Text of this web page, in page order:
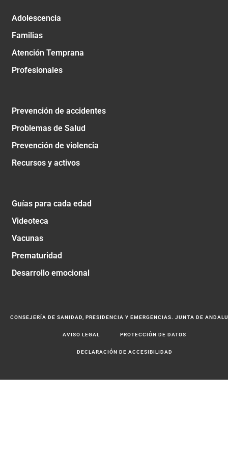
Adolescencia
Familias
Atención Temprana
Profesionales
Prevención de accidentes
Problemas de Salud
Prevención de violencia
Recursos y activos
Guías para cada edad
Videoteca
Vacunas
Prematuridad
Desarrollo emocional
CONSEJERÍA DE SANIDAD, PRESIDENCIA Y EMERGENCIAS. JUNTA DE
AVISO LEGAL PROTECCIÓN DE DATOS
DECLARACIÓN DE ACCESIBILIDAD